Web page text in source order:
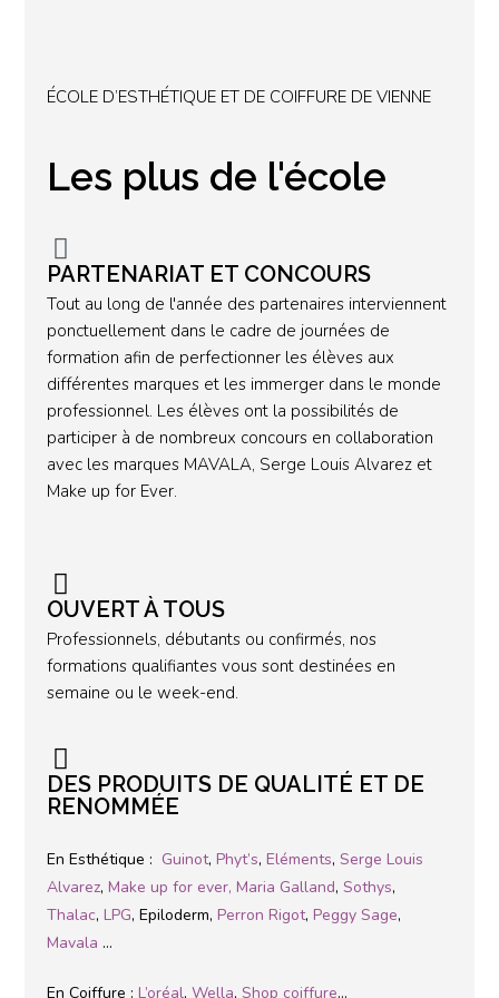
ÉCOLE D’ESTHÉTIQUE ET DE COIFFURE DE VIENNE
Les plus de l'école
PARTENARIAT ET CONCOURS
Tout au long de l'année des partenaires interviennent
ponctuellement dans le cadre de journées de
formation afin de perfectionner les élèves aux
différentes marques et les immerger dans le monde
professionnel. Les élèves ont la possibilités de
participer à de nombreux concours en collaboration
avec les marques MAVALA, Serge Louis Alvarez et
Make up for Ever.
OUVERT À TOUS
Professionnels, débutants ou confirmés, nos
formations qualifiantes vous sont destinées en
semaine ou le week-end.
DES PRODUITS DE QUALITÉ ET DE
RENOMMÉE
En Esthétique : Guinot,Phyt’s,Eléments,Serge Louis
Alvarez,Make up for ever, Maria Galland,Sothys,
Thalac,LPG, Epiloderm,Perron Rigot,Peggy Sage,
Mavala …
En Coiffure :L’oréal,Wella,Shop coiffure…